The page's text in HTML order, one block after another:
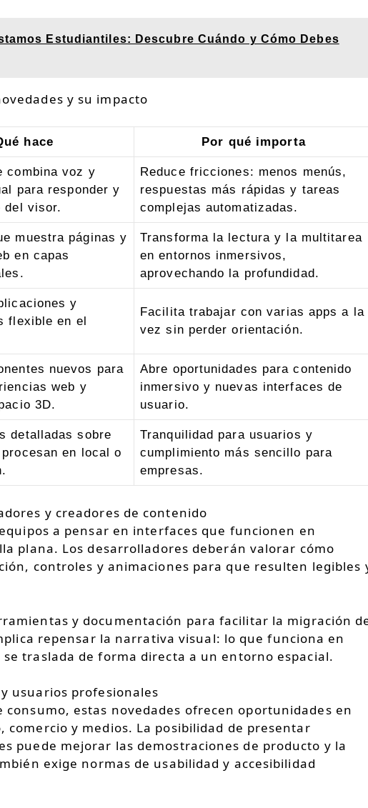
Estudiantiles: Descubre Cuándo y Cómo Debes
y su impacto
hace Por qué importa
combina voz y
para responder y
del visor.
Reduce fricciones: menos menús,
respuestas más rápidas y tareas
complejas automatizadas.
muestra páginas y
en capas
Transforma la lectura y la multitarea
en entornos inmersivos,
aprovechando la profundidad.
y
flexible en el
Facilita trabajar con varias apps a la
vez sin perder orientación.
nuevos para
web y
3D.
Abre oportunidades para contenido
inmersivo y nuevas interfaces de
usuario.
detalladas sobre
en local o
Tranquilidad para usuarios y
cumplimiento más sencillo para
empresas.
y creadores de contenido
a pensar en interfaces que funcionen en
plana. Los desarrolladores deberán valorar cómo
controles y animaciones para que resulten legibles
y documentación para facilitar la migración
repensar la narrativa visual: lo que funciona en
traslada de forma directa a un entorno espacial.
usuarios profesionales
estas novedades ofrecen oportunidades en
y medios. La posibilidad de presentar
puede mejorar las demostraciones de producto y la
exige normas de usabilidad y accesibilidad